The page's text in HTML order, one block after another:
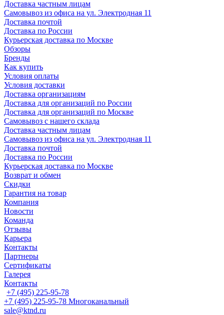
Доставка частным лицам
Самовывоз из офиса на ул. Электродная 11
Доставка почтой
Доставка по России
Курьерская доставка по Москве
Обзоры
Бренды
Как купить
Условия оплаты
Условия доставки
Доставка организациям
Доставка для организаций по России
Доставка для организаций по Москве
Самовывоз с нашего склада
Доставка частным лицам
Самовывоз из офиса на ул. Электродная 11
Доставка почтой
Доставка по России
Курьерская доставка по Москве
Возврат и обмен
Скидки
Гарантия на товар
Компания
Новости
Команда
Отзывы
Карьера
Контакты
Партнеры
Сертификаты
Галерея
Контакты
+7 (495) 225-95-78
+7 (495) 225-95-78 Многоканальный
sale@ktnd.ru